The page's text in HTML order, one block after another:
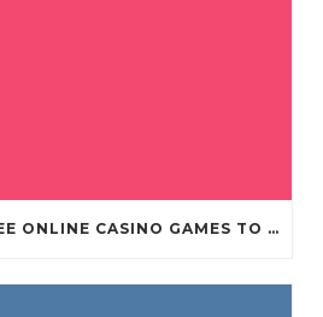
TEN GREATEST FREE ONLINE CASINO GAMES TO POSSESS ANDROID OS